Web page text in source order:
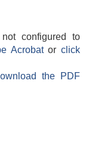
configured to
Acrobatorclick
the PDF